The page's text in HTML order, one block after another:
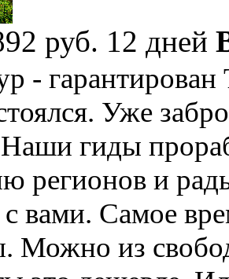
руб. 12 дней
-
Уже
Наши гиды
регионов и
с вами. Самое
Можно из